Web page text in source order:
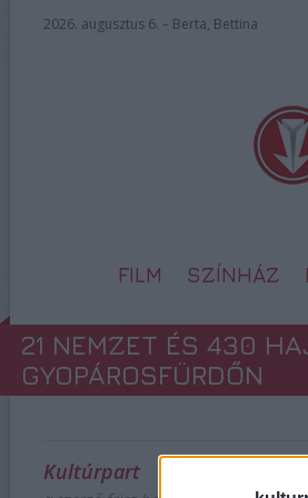
2026. augusztus 6. – Berta, Bettina
FILM SZÍNHÁZ
21 NEMZET ÉS 430
GYOPÁROSFÜRDŐN
Kultúrpart